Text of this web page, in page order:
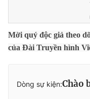
THỜI BÁO VTV
Theo dõi báo trên
Mời quý độc giả theo
của Đài Truyền hình
Dòng sự kiện:Chào